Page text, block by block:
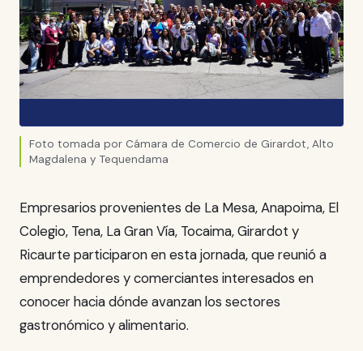
Foto tomada por Cámara de Comercio de Girardot, Alto
Magdalena y Tequendama
Empresarios provenientes de La Mesa, Anapoima, El
Colegio, Tena, La Gran Vía, Tocaima, Girardot y
Ricaurte participaron en esta jornada, que reunió a
emprendedores y comerciantes interesados en
conocer hacia dónde avanzan los sectores
gastronómico y alimentario.